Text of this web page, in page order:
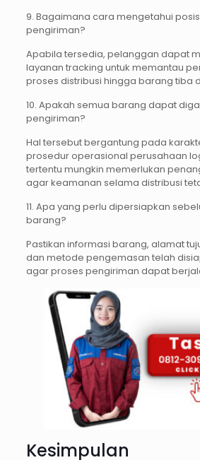
9. Bagaimana cara mengetahui
pengiriman?
Apabila tersedia, pelanggan dapat
layanan tracking untuk memantau
proses distribusi hingga barang tiba
10. Apakah semua barang dapat
pengiriman?
Hal tersebut bergantung pada
prosedur operasional perusahaan
tertentu mungkin memerlukan
agar keamanan selama distribusi
11. Apa yang perlu dipersiapkan
barang?
Pastikan informasi barang, alamat
dan metode pengemasan telah
agar proses pengiriman dapat
Kesimpulan